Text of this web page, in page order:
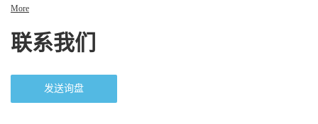
More
联系我们
发送询盘